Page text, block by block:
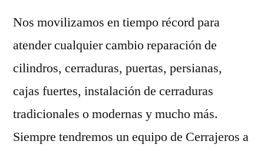
Nos movilizamos en tiempo récord para
atender cualquier cambio reparación de
cilindros, cerraduras, puertas, persianas,
cajas fuertes, instalación de cerraduras
tradicionales o modernas y mucho más.
Siempre tendremos un equipo de Cerrajeros a